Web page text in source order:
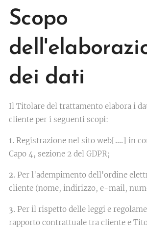
Scopo
dei dati
Il Titolare del trattamento elabora i
cliente per i seguenti scopi:
1. Registrazione nel sito web[….] in
Capo 4, sezione 2 del GDPR;
2. Per l'adempimento dell'ordine
cliente (nome, indirizzo, e-mail,
3. Per il rispetto delle leggi e
rapporto contrattuale tra cliente e